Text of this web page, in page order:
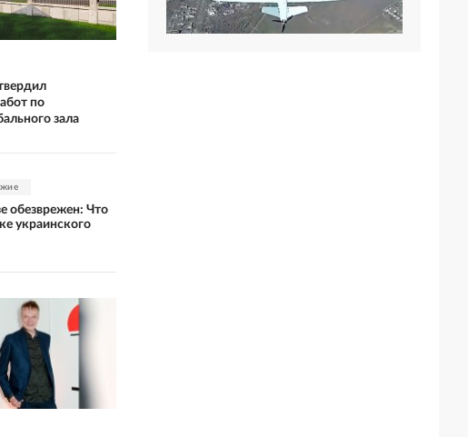
по
зала
обезврежен: Что
украинского